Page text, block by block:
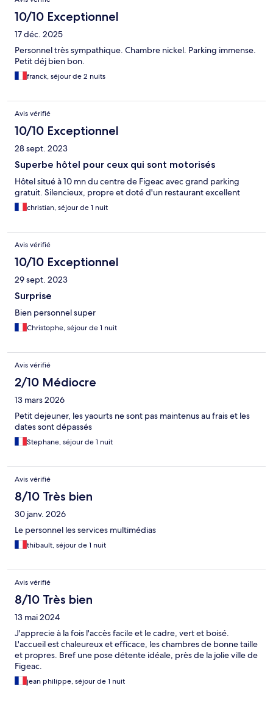
10/10 Exceptionnel
17 déc. 2025
Personnel très sympathique. Chambre nickel. Parking immense.
Petit déj bien bon.
franck, séjour de 2 nuits
Avis vérifié
10/10 Exceptionnel
28 sept. 2023
Superbe hôtel pour ceux qui sont motorisés
Hôtel situé à 10 mn du centre de Figeac avec grand parking
gratuit. Silencieux, propre et doté d'un restaurant excellent
christian, séjour de 1 nuit
Avis vérifié
10/10 Exceptionnel
29 sept. 2023
Surprise
Bien personnel super
Christophe, séjour de 1 nuit
Avis vérifié
2/10 Médiocre
13 mars 2026
Petit dejeuner, les yaourts ne sont pas maintenus au frais et les
dates sont dépassés
Stephane, séjour de 1 nuit
Avis vérifié
8/10 Très bien
30 janv. 2026
Le personnel les services multimédias
thibault, séjour de 1 nuit
Avis vérifié
8/10 Très bien
13 mai 2024
J'apprecie à la fois l'accès facile et le cadre, vert et boisé.
L'accueil est chaleureux et efficace, les chambres de bonne taille
et propres. Bref une pose détente idéale, près de la jolie ville de
Figeac.
jean philippe, séjour de 1 nuit